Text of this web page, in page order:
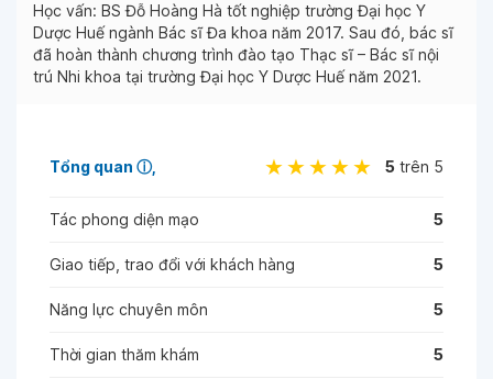
Học vấn: BS Đỗ Hoàng Hà tốt nghiệp trường Đại học Y
Dược Huế ngành Bác sĩ Đa khoa năm 2017. Sau đó, bác sĩ
đã hoàn thành chương trình đào tạo Thạc sĩ – Bác sĩ nội
trú Nhi khoa tại trường Đại học Y Dược Huế năm 2021.
Tổng quan ⓘ 5 trên 5
Tác phong diện mạo 5
Giao tiếp, trao đổi với khách hàng 5
Năng lực chuyên môn 5
Thời gian thăm khám 5